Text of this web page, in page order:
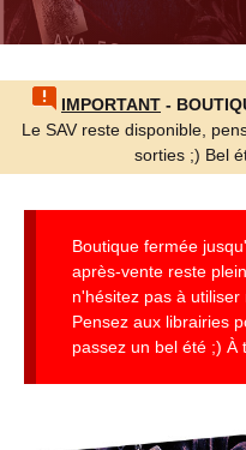
IMPORTANT -
Le SAV reste disponible,
sorties ;) Bel
Boutique fermée
après-vente reste
n'hésitez pas à utiliser
Pensez aux librairies
passez un bel été ;) À